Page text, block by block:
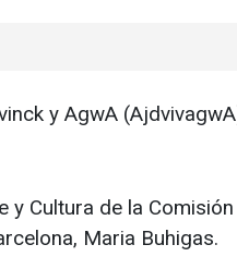
y AgwA
y Cultura de la Comisión
Maria Buhigas.